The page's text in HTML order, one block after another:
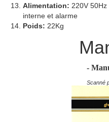
Alimentation: 220V
interne et alarme
Poids: 22Kg
-
Scanné